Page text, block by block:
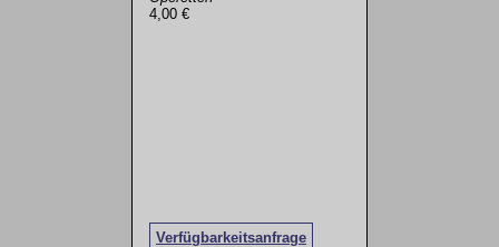
4,00 €
Verfügbarkeitsanfrage